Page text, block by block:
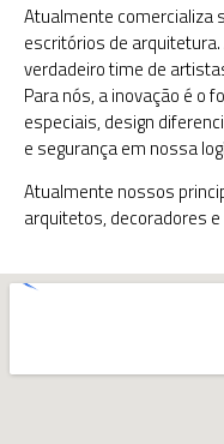
Atualmente comercializa
escritórios de
verdadeiro time de
Para nós, a inovação é o
especiais, design
e segurança em nossa
Atualmente nossos
arquitetos, decoradores